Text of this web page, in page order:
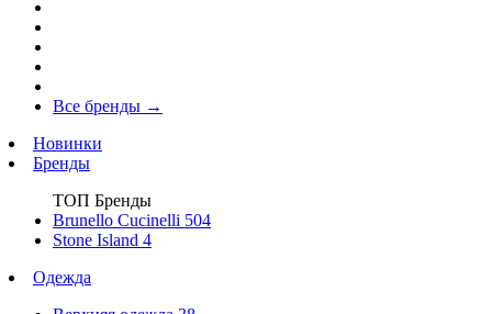
Все бренды →
Новинки
Бренды
ТОП Бренды
Brunello Cucinelli 504
Stone Island 4
Одежда